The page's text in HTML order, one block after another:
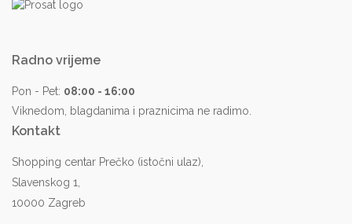
Radno vrijeme
Pon - Pet: 08:00 - 16:00
Viknedom, blagdanima i praznicima ne radimo.
Kontakt
Shopping centar Prečko (istočni ulaz),
Slavenskog 1,
10000 Zagreb